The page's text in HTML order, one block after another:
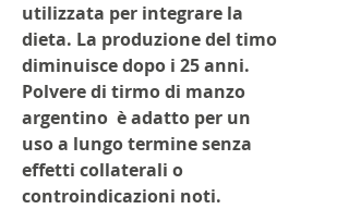
utilizzata per integrare la
dieta. La produzione del timo
diminuisce dopo i 25 anni.
Polvere di tirmo di manzo
argentino è adatto per un
uso a lungo termine senza
effetti collaterali o
controindicazioni noti.